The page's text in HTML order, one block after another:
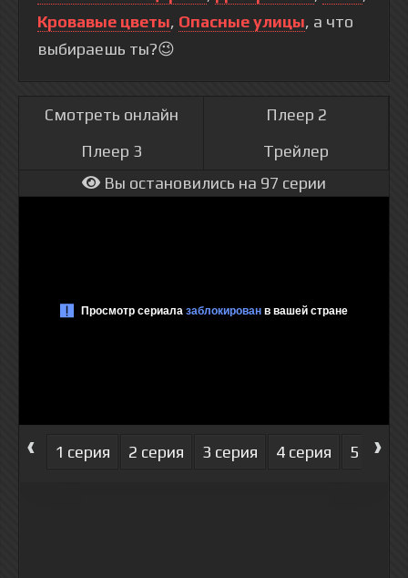
Кровавые цветы, Опасные улицы, а что
выбираешь ты?😉
Смотреть онлайн
Плеер 2
Плеер 3
Трейлер
Вы остановились на 97 серии
‹ 1 серия 2 серия 3 серия 4 серия 5 серия
›